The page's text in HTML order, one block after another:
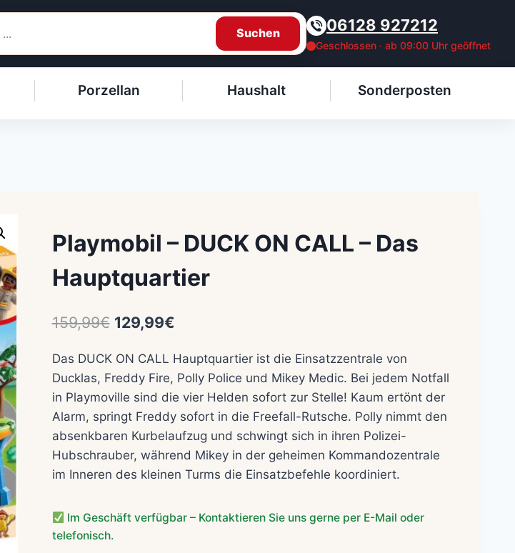
Suchen 06128 927212
Geschlossen · ab 09:00 Uhr geöffnet
Porzellan Haushalt Sonderposten
Playmobil – DUCK ON CALL – Das
Hauptquartier
159,99€ Ursprünglicher
war:
159,99€
129,99€Aktueller
ist:
129,99€.
Das DUCK ON CALL Hauptquartier ist die Einsatzzentrale von
Ducklas, Freddy Fire, Polly Police und Mikey Medic. Bei jedem Notfall
in Playmoville sind die vier Helden sofort zur Stelle! Kaum ertönt der
Alarm, springt Freddy sofort in die Freefall-Rutsche. Polly nimmt den
absenkbaren Kurbelaufzug und schwingt sich in ihren Polizei-
Hubschrauber, während Mikey in der geheimen Kommandozentrale
im Inneren des kleinen Turms die Einsatzbefehle koordiniert.
Im Geschäft verfügbar – Kontaktieren Sie uns gerne per E-Mail oder
telefonisch.